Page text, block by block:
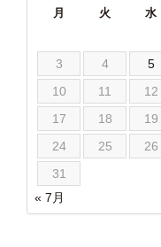
月 火 水
3
4 5
10
11 12
17
18 19
24
25 26
31
« 7月